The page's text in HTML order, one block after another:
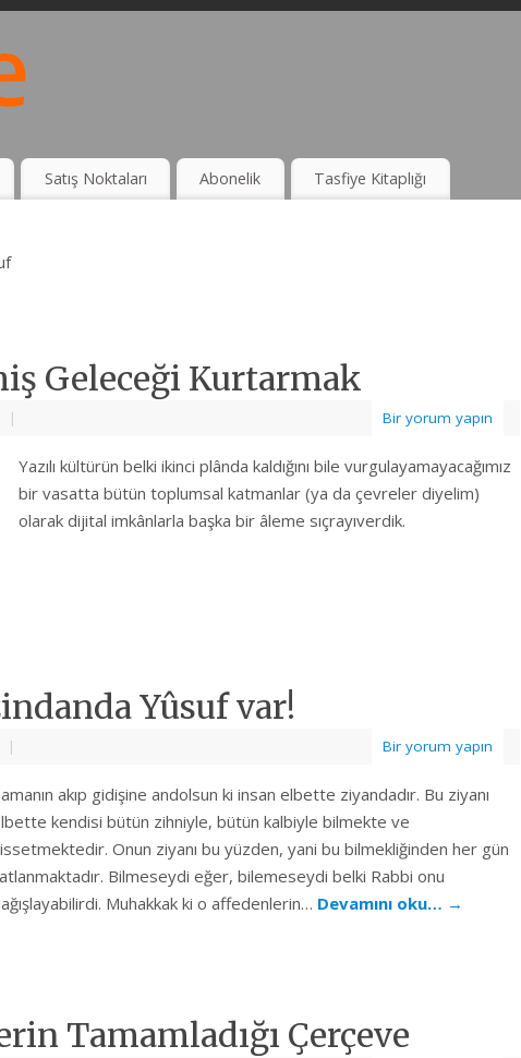
Satış Noktaları Abonelik Tasfiye Kitaplığı
Geleceği Kurtarmak
| Bir yorum yapın
Yazılı kültürün belki ikinci plânda kaldığını bile vurgulayamayacağımız
bir vasatta bütün toplumsal katmanlar (ya da çevreler diyelim)
olarak dijital imkânlarla başka bir âleme sıçrayıverdik.
Yûsuf var!
| Bir yorum yapın
akıp gidişine andolsun ki insan elbette ziyandadır. Bu ziyanı
kendisi bütün zihniyle, bütün kalbiyle bilmekte ve
Onun ziyanı bu yüzden, yani bu bilmekliğinden her gün
Bilmeseydi eğer, bilemeseydi belki Rabbi onu
Muhakkak ki o affedenlerin… Devamını oku… →
Tamamladığı Çerçeve